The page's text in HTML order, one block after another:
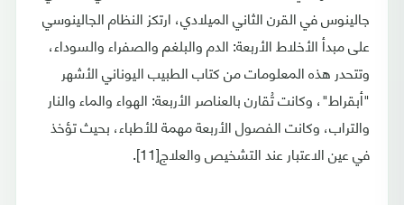
جالينوس في القرن الثاني الميلادي، ارتكز النظام الجالينوسي
على مبدأ الأخلاط الأربعة: الدم والبلغم والصفراء والسوداء،
وتتحدر هذه المعلومات من كتاب الطبيب اليوناني الأشهر
"أبقراط"، وكانت تُقارن بالعناصر الأربعة: الهواء والماء والنار
والتراب، وكانت الفصول الأربعة مهمة للأطباء، بحيث تؤخذ
في عين الاعتبار عند التشخيص والعلاج[11].